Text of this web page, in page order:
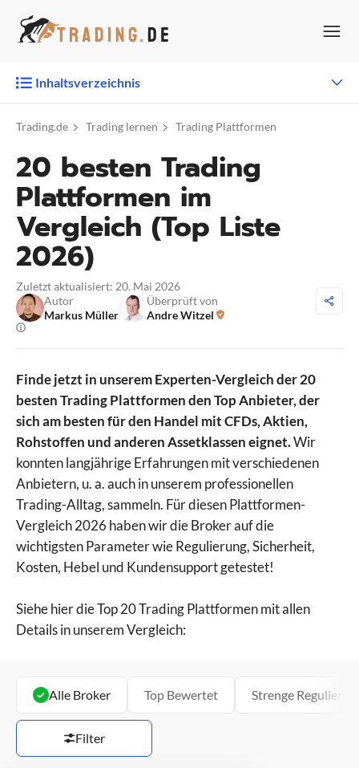
Inhalt
Inhaltsverzeichnis
Trading.de Trading lernen Trading Plattformen
20 besten Trading
Plattformen im
Vergleich (Top Liste
2026)
Zuletzt aktualisiert: 20. Mai 2026
Autor
Markus Müller
Überprüft von
Andre Witzel
Finde jetzt in unserem Experten-Vergleich der 20
besten Trading Plattformen den Top Anbieter, der
sich am besten für den Handel mit CFDs, Aktien,
Rohstoffen und anderen Assetklassen eignet.Wir
konnten langjährige Erfahrungen mit verschiedenen
Anbietern, u. a. auch in unserem professionellen
Trading-Alltag, sammeln. Für diesen Plattformen-
Vergleich 2026 haben wir die Broker auf die
wichtigsten Parameter wie Regulierung, Sicherheit,
Kosten, Hebel und Kundensupport getestet!
Siehe hier die Top 20 Trading Plattformen mit allen
Details in unserem Vergleich:
Alle Broker Top Bewertet Strenge
Filter